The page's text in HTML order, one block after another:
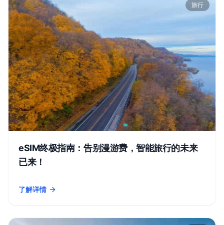
旅行
eSIM终极指南：告别漫游费，智能旅行的未来
已来！
了解详情
- eSIM终极指南：告别漫游费，智能旅行的未来已来！